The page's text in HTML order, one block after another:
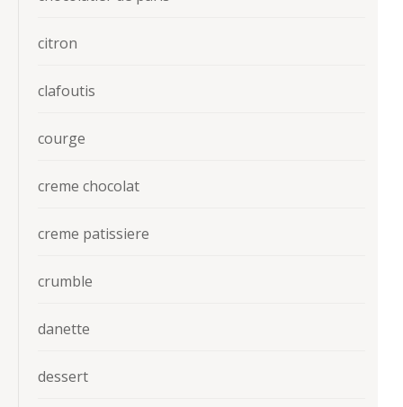
citron
clafoutis
courge
creme chocolat
creme patissiere
crumble
danette
dessert